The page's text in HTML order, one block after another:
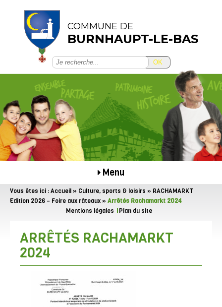
COMMUNE DE
BURNHAUPT-LE-BAS
OK
Menu
Vous êtes ici :Accueil » Culture, sports & loisirs » RACHAMARKT
Edition 2026 – Foire aux râteaux » Arrêtés Rachamarkt 2024
Mentions légales
Plan du site
ARRÊTÉS RACHAMARKT
2024